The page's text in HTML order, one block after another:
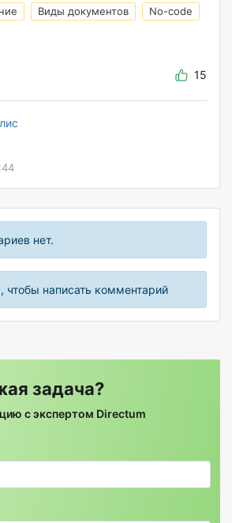
Виды документов No-code
15
нет.
, чтобы написать комментарий
задача?
с экспертом Directum